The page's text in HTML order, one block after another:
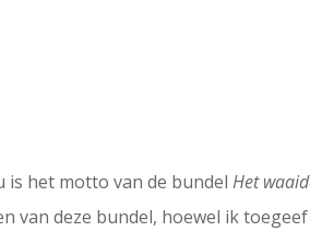
is het motto van de bundelHet
van deze bundel, hoewel ik